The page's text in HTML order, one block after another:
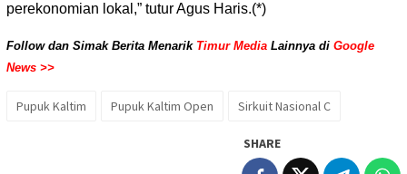
perekonomian lokal,” tutur Agus Haris.(*)
Follow dan Simak Berita Menarik Timur Media Lainnya di Google
News >>
Pupuk Kaltim Pupuk Kaltim Open Sirkuit Nasional C
SHARE